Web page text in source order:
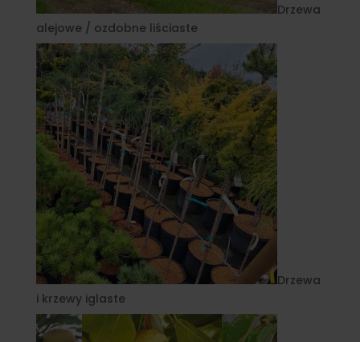
Drzewa
alejowe / ozdobne liściaste
Drzewa
i krzewy iglaste